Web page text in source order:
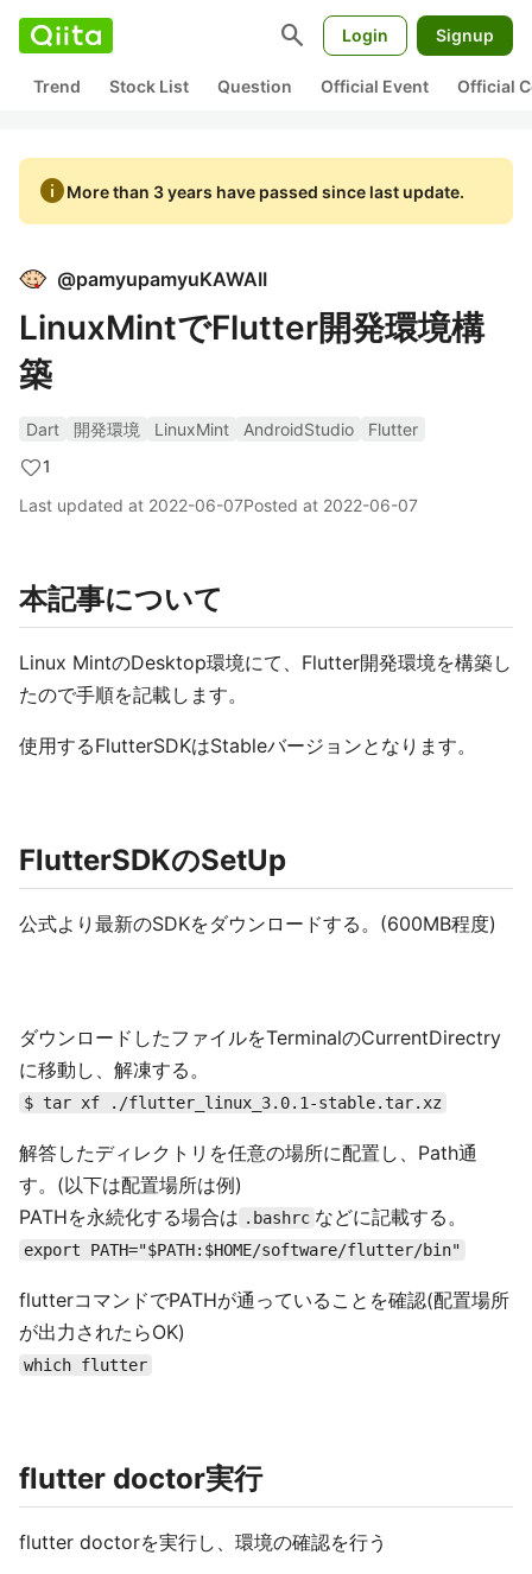
search Login Signup
Trend Stock List Question Official Event Official
infoMore than 3 years have passed since last update.
@pamyupamyuKAWAII
LinuxMintでFlutter開発環境構
築
Dart 開発環境 LinuxMint AndroidStudio
Flutter
1
Last updated at 2022-06-07Posted at 2022-06-07
本記事について
Linux MintのDesktop環境にて、Flutter開発環境を構築し
たので手順を記載します。
使用するFlutterSDKはStableバージョンとなります。
FlutterSDKのSetUp
公式より最新のSDKをダウンロードする。(600MB程度)
ダウンロードしたファイルをTerminalのCurrentDirectry
に移動し、解凍する。
$ tar xf ./flutter_linux_3.0.1-stable.tar.xz
解答したディレクトリを任意の場所に配置し、Path通
す。(以下は配置場所は例)
PATHを永続化する場合は .bashrc などに記載する。
export PATH="$PATH:$HOME/software/flutter/bin"
flutterコマンドでPATHが通っていることを確認(配置場所
が出力されたらOK)
which flutter
flutter doctor実行
flutter doctorを実行し、環境の確認を行う